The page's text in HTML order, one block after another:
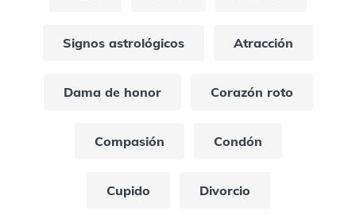
Signos astrológicos Atracción
Dama de honor Corazón roto
Compasión Condón
Cupido Divorcio